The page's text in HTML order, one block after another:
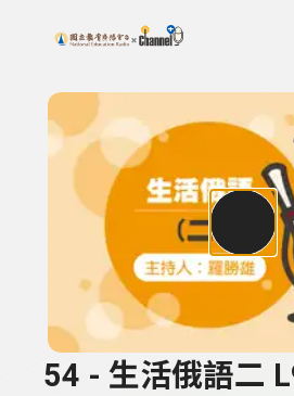
上方功能區塊
搜尋關鍵字：可輸入節目名稱、
54 - 生活俄語二